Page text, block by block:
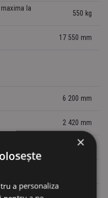
la
550 kg
17 550 mm
6 200 mm
2 420 mm
2 595 mm
×
a personaliza